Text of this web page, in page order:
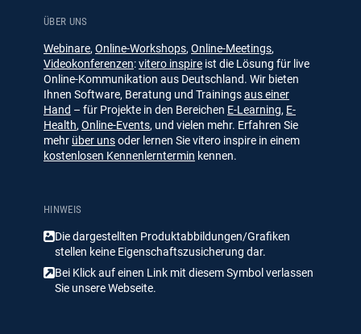
ÜBER UNS
Webinare, Online-Workshops, Online-Meetings,
Videokonferenzen:vitero inspire ist die Lösung für live
Online-Kommunikation aus Deutschland. Wir bieten
Ihnen Software, Beratung und Trainingsaus einer
Hand – für Projekte in den Bereichen E-Learning, E-
Health, Online-Events, und vielen mehr. Erfahren Sie
mehr über unsoder lernen Sie vitero inspire in einem
kostenlosen Kennenlerntermin kennen.
HINWEIS
Die dargestellten Produktabbildungen/​Grafiken
stellen keine Eigenschaftszusicherung dar.
Bei Klick auf einen Link mit diesem Symbol verlassen
Sie unsere Webseite.